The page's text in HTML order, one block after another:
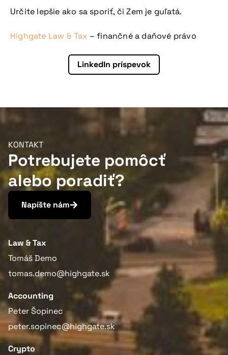
Určite lepšie ako sa sporiť, či Zem je guľatá.
Highgate Law & Tax – finančné a daňové právo
LinkedIn príspevok
KONTAKT
Potrebujete pomôcť
alebo poradiť?
Napíšte nám
Law & Tax
Tomáš Demo
tomas.demo@highgate.sk
Accounting
Peter Šopinec
peter.sopinec@highgate.sk
Crypto